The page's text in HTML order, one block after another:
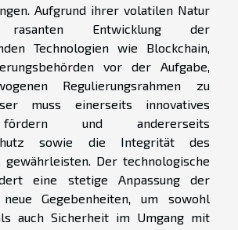
Aufgrund ihrer volatilen Natur
Entwicklung der
Technologien wie Blockchain,
vor der Aufgabe,
Regulierungsrahmen zu
muss einerseits innovatives
und andererseits
sowie die Integrität des
gewährleisten. Der technologische
eine stetige Anpassung der
Gegebenheiten, um sowohl
auch Sicherheit im Umgang mit